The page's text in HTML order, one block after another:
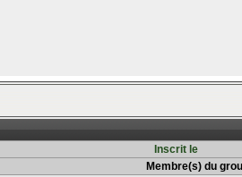
Inscrit le
Membre(s) du